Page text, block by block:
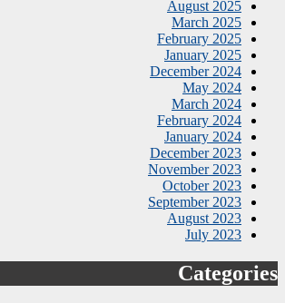
August 2025
March 2025
February 2025
January 2025
December 2024
May 2024
March 2024
February 2024
January 2024
December 2023
November 2023
October 2023
September 2023
August 2023
July 2023
Categories